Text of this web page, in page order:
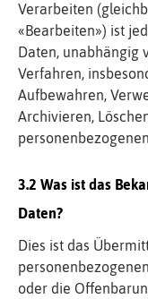
Verarbeiten
«Bearbeiten») ist
Daten, unabhängig
Verfahren,
Aufbewahren,
Archivieren,
Was ist das
Daten?
Dies ist das
oder die